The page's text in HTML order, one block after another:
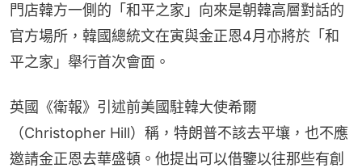
門店韓方一側的「和平之家」向來是朝韓高層對話的
官方場所，韓國總統文在寅與金正恩4月亦將於「和
平之家」舉行首次會面。
英國《衛報》引述前美國駐韓大使希爾
（Christopher Hill）稱，特朗普不該去平壤，也不應
邀請金正恩去華盛頓。他提出可以借鑒以往那些有創